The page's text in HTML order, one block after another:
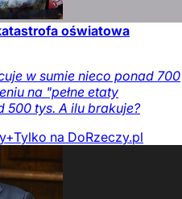
oświatowa
w sumie nieco ponad 700
na "pełne etaty
500 tys. A ilu brakuje?
Tylko na DoRzeczy.pl